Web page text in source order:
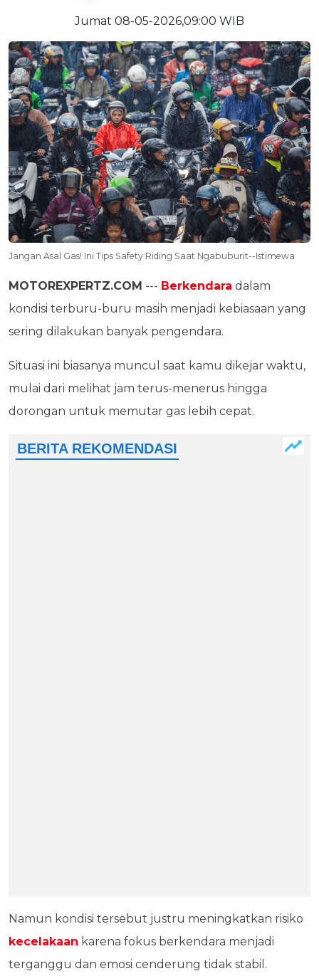
Jumat 08-05-2026,09:00 WIB
Jangan Asal Gas! Ini Tips Safety Riding Saat Ngabuburit--Istimewa
MOTOREXPERTZ.COM --- Berkendara dalam
kondisi terburu-buru masih menjadi kebiasaan yang
sering dilakukan banyak pengendara.
Situasi ini biasanya muncul saat kamu dikejar waktu,
mulai dari melihat jam terus-menerus hingga
dorongan untuk memutar gas lebih cepat.
Namun kondisi tersebut justru meningkatkan risiko
kecelakaan karena fokus berkendara menjadi
terganggu dan emosi cenderung tidak stabil.